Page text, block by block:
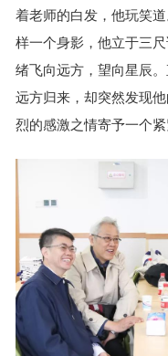
着老师的白发，他玩笑
样一个身影，他立于三
绪飞向远方，望向星辰
远方归来，却突然发现
烈的感激之情寄予一个紧